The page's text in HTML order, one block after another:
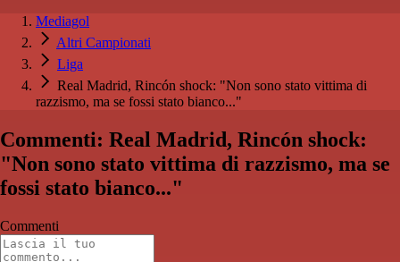
Mediagol
Altri Campionati
Liga
Real Madrid, Rincón shock: "Non sono stato vittima di
razzismo, ma se fossi stato bianco..."
Commenti: Real Madrid, Rincón shock:
"Non sono stato vittima di razzismo, ma se
fossi stato bianco..."
Commenti